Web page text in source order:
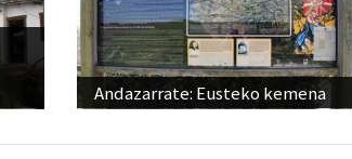
Andazarrate: Eusteko kemena